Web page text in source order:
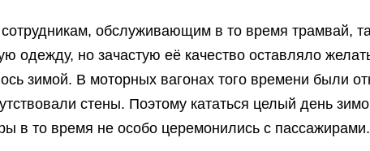
обслуживающим в то время трамвай,
одежду, но зачастую её качество оставляло
зимой. В моторных вагонах того времени были
стены. Поэтому кататься целый день
в то время не особо церемонились с